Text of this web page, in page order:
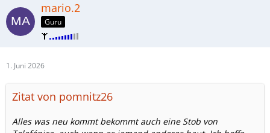
mario.2
Guru
1. Juni 2026
Zitat von pomnitz26
Alles was neu kommt bekommt auch eine Stob von